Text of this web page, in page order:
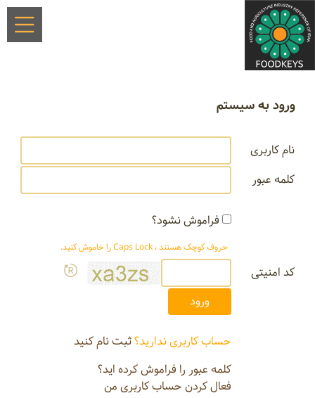
ورود به سیستم
نام کاربری
کلمه عبور
فراموش نشود؟
حروف کوچک هستند ، Caps Lock را خاموش کنید.
کد امنیتی
حساب کاربری ندارید؟ثبت نام کنید
کلمه عبور را فراموش کرده اید؟
فعال کردن حساب کاربری من